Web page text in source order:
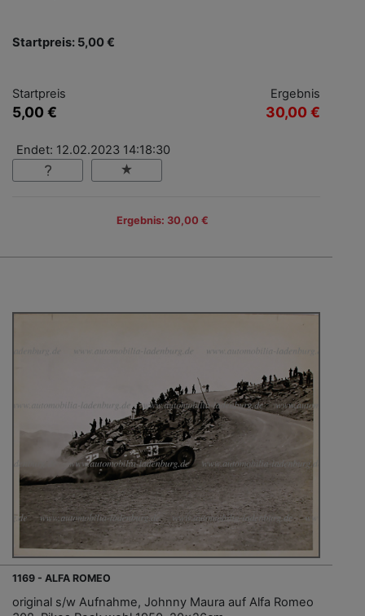
Startpreis: 5,00 €
Startpreis
5,00 €
Ergebnis
30,00 €
Endet: 12.02.2023 14:18:30
Ergebnis: 30,00 €
1169 - ALFA ROMEO
original s/w Aufnahme, Johnny Maura auf Alfa Romeo